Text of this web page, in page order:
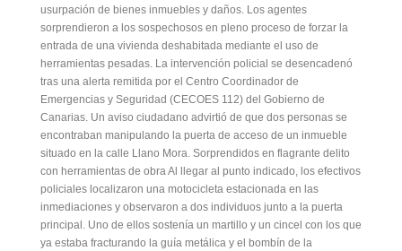
usurpación de bienes inmuebles y daños. Los agentes
sorprendieron a los sospechosos en pleno proceso de forzar la
entrada de una vivienda deshabitada mediante el uso de
herramientas pesadas. La intervención policial se desencadenó
tras una alerta remitida por el Centro Coordinador de
Emergencias y Seguridad (CECOES 112) del Gobierno de
Canarias. Un aviso ciudadano advirtió de que dos personas se
encontraban manipulando la puerta de acceso de un inmueble
situado en la calle Llano Mora. Sorprendidos en flagrante delito
con herramientas de obra Al llegar al punto indicado, los efectivos
policiales localizaron una motocicleta estacionada en las
inmediaciones y observaron a dos individuos junto a la puerta
principal. Uno de ellos sostenía un martillo y un cincel con los que
ya estaba fracturando la guía metálica y el bombín de la